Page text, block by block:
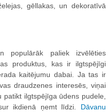
gēllakas, un dekoratīvā
populārāk paliek izvēlēties
produktus, kas ir ilgtspējīgi
kaitējumu dabai. Ja tas ir
draudzenes interesēs, viņai
patikt ilgtspējīga ūdens pudele,
ikdienā ņemt līdzi. Dāvanu